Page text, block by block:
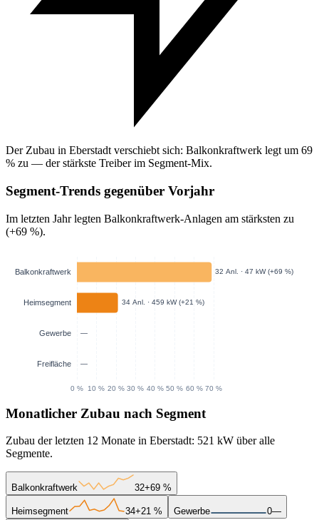
Der Zubau in Eberstadt verschiebt sich: Balkonkraftwerk legt um 69
% zu — der stärkste Treiber im Segment-Mix.
Segment-Trends gegenüber Vorjahr
Im letzten Jahr legten Balkonkraftwerk-Anlagen am stärksten zu
(+69 %).
Monatlicher Zubau nach Segment
Zubau der letzten 12 Monate in Eberstadt: 521 kW über alle
Segmente.
Balkonkraftwerk 32+69 %
Heimsegment 34+21 % Gewerbe 0—